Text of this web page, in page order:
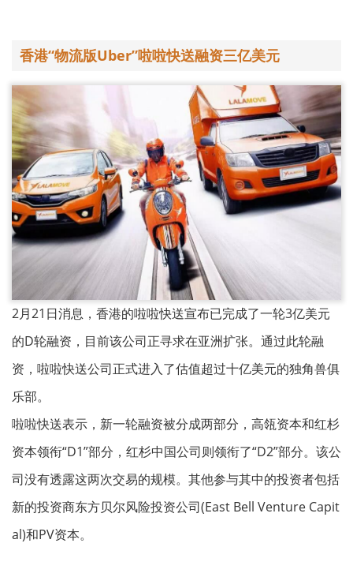
香港“物流版Uber”啦啦快送融资三亿美元
2月21日消息，香港的啦啦快送宣布已完成了一轮3亿美元
的D轮融资，目前该公司正寻求在亚洲扩张。通过此轮融
资，啦啦快送公司正式进入了估值超过十亿美元的独角兽俱
乐部。
啦啦快送表示，新一轮融资被分成两部分，高瓴资本和红杉
资本领衔“D1”部分，红杉中国公司则领衔了“D2”部分。该公
司没有透露这两次交易的规模。其他参与其中的投资者包括
新的投资商东方贝尔风险投资公司(East Bell Venture Capit
al)和PV资本。